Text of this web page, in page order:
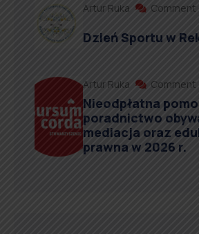
Artur Ruka Comment
Dzień Sportu w
Artur Ruka Comment
Nieodpłatna
poradnictwo
mediacja oraz
prawna w 2026 r.